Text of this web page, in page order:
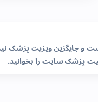
و جایگزین ویزیت پزشک
پزشک سایترا بخوانید.